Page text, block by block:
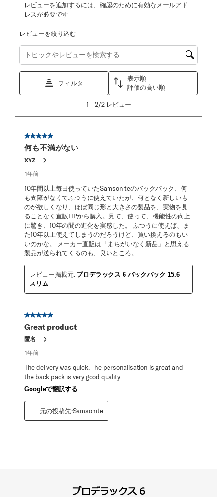
レビューを追加するには、確認のために有効なメールアド
レスが必要です
レビューを絞り込む
トピックやレビュー検索地域を検索する
フィルタ
表示順
評価の高い順
ー。
1 – 2/2 レビュー
星5／5個です。
何も不満がない
XYZ
1年前
10年間以上毎日使っていたSamsoniteのバックパック、何
も支障がなくてふつうに使えていたが、何となく新しいも
のが欲しくなり、ほぼ同じ形と大きさの製品を、実物を見
ることなく直販HPから購入。見て、使って、機能性の向上
に驚き、10年の間の進化を実感した。 ふつうに使えば、ま
た10年以上使えてしまうのだろうけど、買い換えるのもい
いのかな。 メーカー直販は「まちがいなく新品」と思える
製品が送られてくるのも、良いところ。
レビュー掲載元: プロデラックス 6 バックパック 15.6
スリム
星5／5個です。
Great product
匿名
1年前
The delivery was quick. The personalisation is great and
the back pack is very good quality.
Googleで翻訳する
元の投稿先:Samsonite
プロデラックス 6